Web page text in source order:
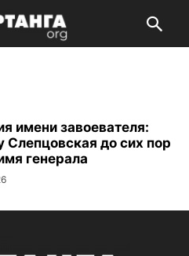
имени завоевателя:
Слепцовская до сих пор
генерала